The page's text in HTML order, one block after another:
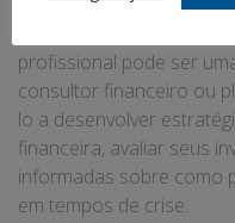
profissional pode ser
consultor financeiro ou
lo a desenvolver
financeira, avaliar seus
informadas sobre como
em tempos de crise.